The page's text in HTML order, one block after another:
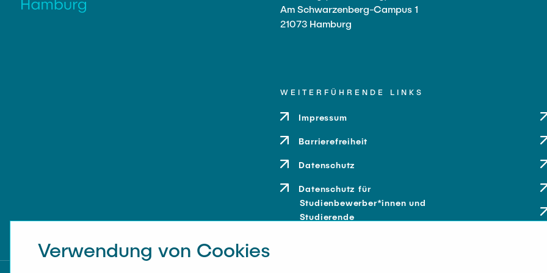
Am Schwarzenberg-Campus 1
21073 Hamburg
WEITERFÜHRENDE LINKS
Impressum
Barrierefreiheit
Datenschutz
Datenschutz für
Studienbewerber*innen und
Studierende
Verwendung von Cookies